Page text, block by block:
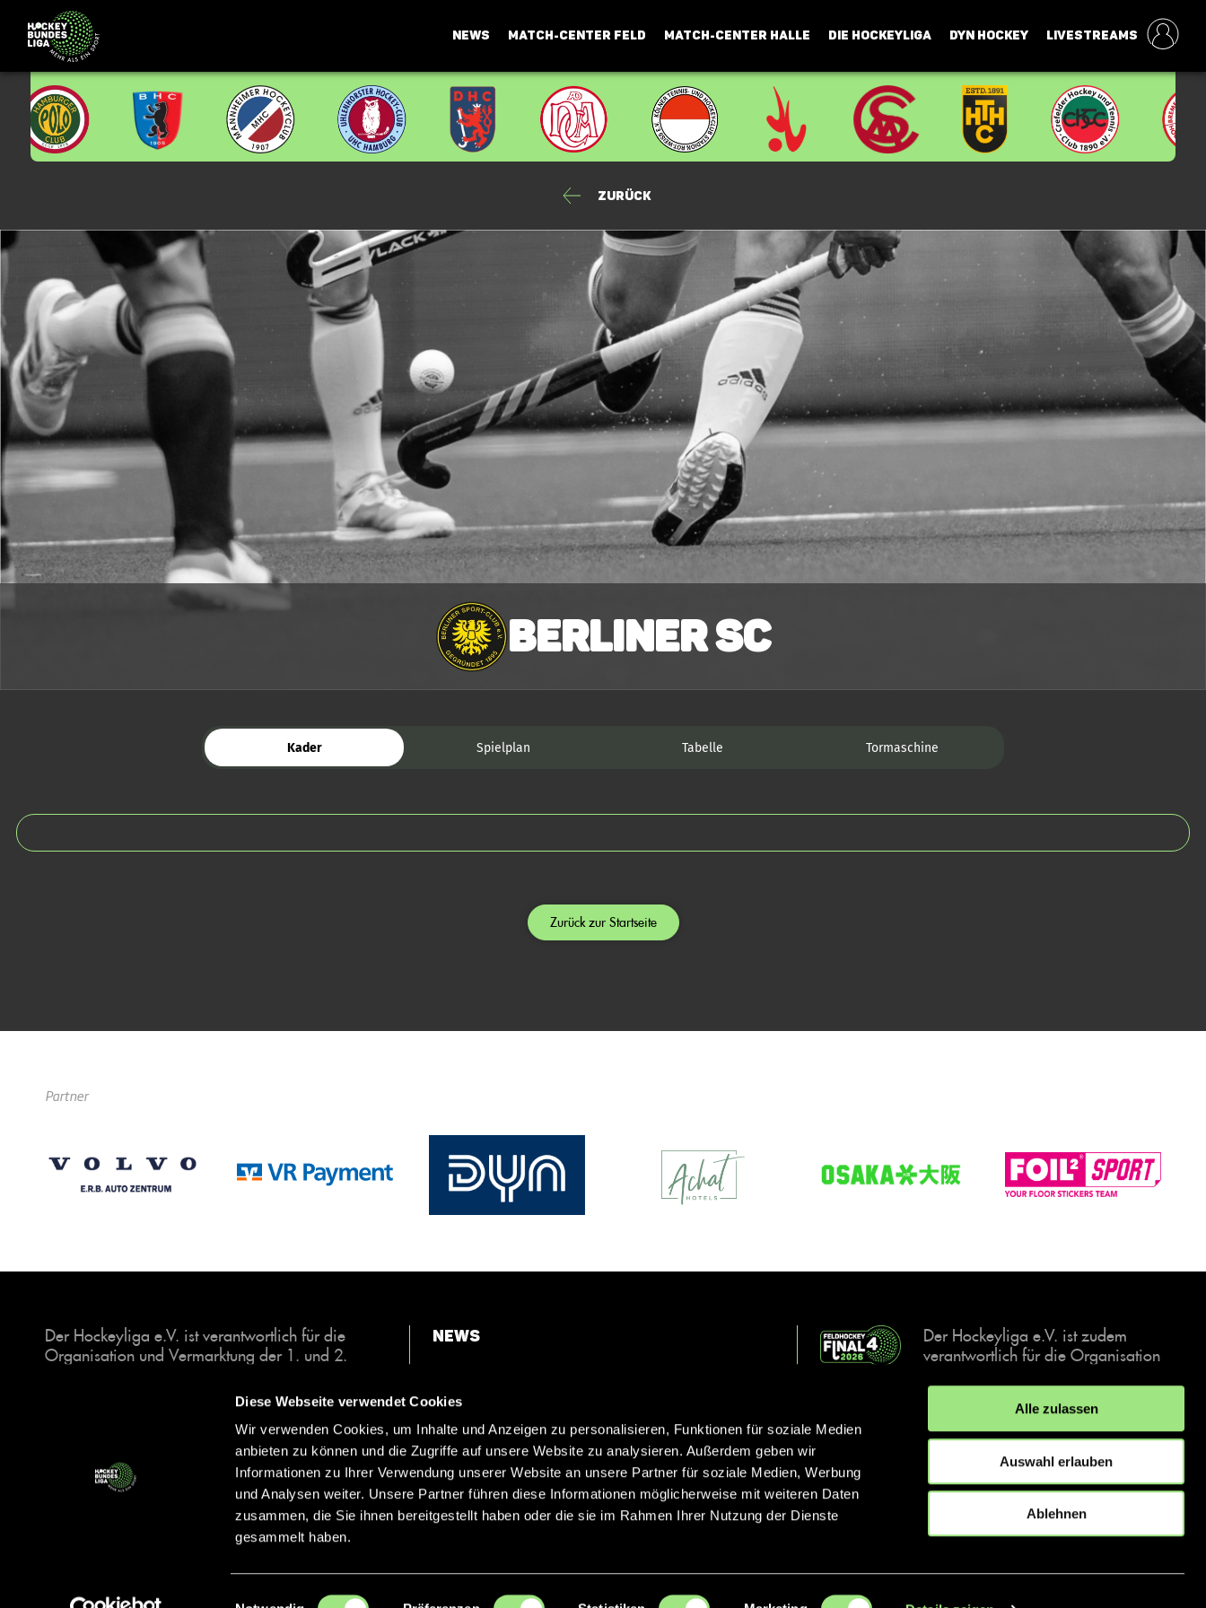
Diese Webseite verwendet Cookies
Wir verwenden Cookies, um Inhalte und Anzeigen zu personalisieren, Funktionen für soziale Medien
anbieten zu können und die Zugriffe auf unsere Website zu analysieren. Außerdem geben wir
Informationen zu Ihrer Verwendung unserer Website an unsere Partner für soziale Medien, Werbung
und Analysen weiter. Unsere Partner führen diese Informationen möglicherweise mit weiteren Daten
zusammen, die Sie ihnen bereitgestellt haben oder die sie im Rahmen Ihrer Nutzung der Dienste
gesammelt haben.
Einwilligungsauswahl
Alle zulassen
Auswahl erlauben
Ablehnen
NEWS MATCH-CENTER FELD MATCH-CENTER HALLE DIE HOCKEYLIGA DYN HOCKEY LIVESTREAMS
Zurück
Berliner SC
Kader Spielplan Tabelle Tormaschine
Zurück zur Startseite
Partner
Der Hockeyliga e.V. ist verantwortlich für die
Organisation und Vermarktung der 1. und 2.
Halle. Insgesamt sind über 60 Vereine unter dem
Dach der Hockeyliga organisiert, sowohl im
Herren als auch im Damen Bereich.
News
Kontakt
Der Hockeyliga e.V. ist zudem
verantwortlich für die Organisation
Events, der deutschen Hockey-
Meisterschaften.
IMPRESSUM DATENSCHUTZERKLÄRUNG
© 2026 hockey.de